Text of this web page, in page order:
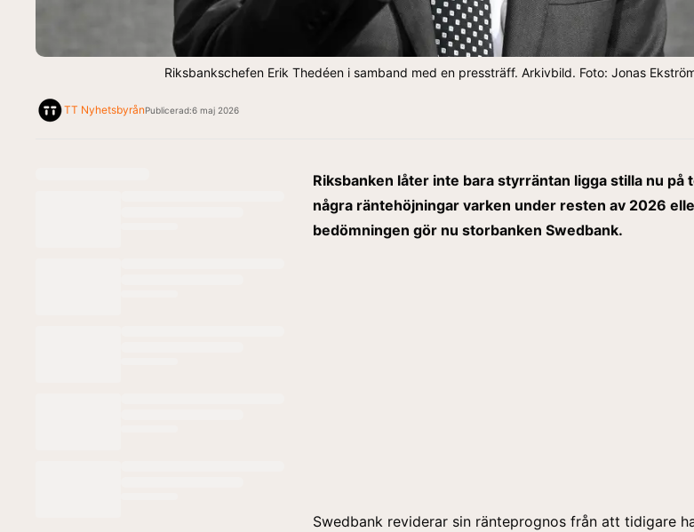
Riksbankschefen Erik Thedéen i samband med en pressträff. Arkivbild. Foto: Jonas
TT NyhetsbyrånPublicerad:6 maj 2026
Riksbanken låter inte bara styrräntan ligga stilla nu på
några räntehöjningar varken under resten av 2026
bedömningen gör nu storbanken Swedbank.
Swedbank reviderar sin ränteprognos från att tidigare